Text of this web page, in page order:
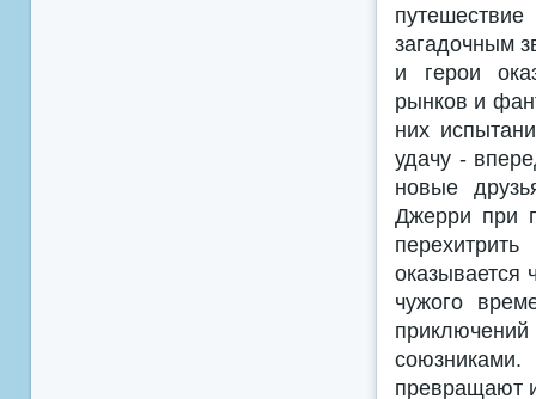
загадочным
и герои
рынков и
них
удачу -
новые
Джерри при
оказывается
чужого
превращают